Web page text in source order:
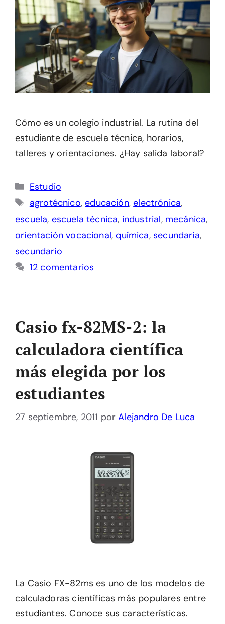
Cómo es un colegio industrial. La rutina del
estudiante de escuela técnica, horarios,
talleres y orientaciones. ¿Hay salida laboral?
Categorías
Estudio
Etiquetas
agrotécnico,educación,electrónica,
escuela, escuela técnica, industrial, mecánica,
orientación vocacional,química, secundaria,
secundario
12 comentarios
Casio fx-82MS-2: la
calculadora científica
más elegida por los
estudiantes
27 septiembre, 2011 porAlejandro De Luca
La Casio FX-82ms es uno de los modelos de
calculadoras científicas más populares entre
estudiantes. Conoce sus características.